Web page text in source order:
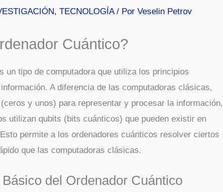
,TECNOLOGÍA/ PorVeselin Petrov
Cuántico?
un tipo de computadora que utiliza los principios
A diferencia de las computadoras clásicas,
y unos) para representar y procesar la información,
utilizan qubits (bits cuánticos) que pueden existir en
permite a los ordenadores cuánticos resolver ciertos
que las computadoras clásicas.
del Ordenador Cuántico